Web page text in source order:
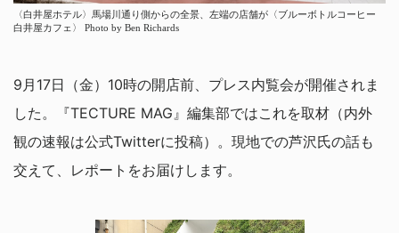
〈白井屋ホテル〉馬場川通り側からの全景、左端の店舗が〈ブルーボトルコーヒー
白井屋カフェ〉 Photo by Ben Richards
9月17日（金）10時の開店前、プレス内覧会が開催されま
した。『TECTURE MAG』編集部ではこれを取材（内外
観の速報は公式Twitterに投稿）。現地での芦沢氏の話も
交えて、レポートをお届けします。